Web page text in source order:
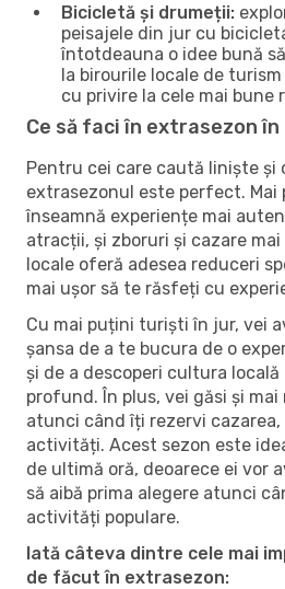
Bicicletă și drumeții:
peisajele din jur cu
întotdeauna o idee bună
la birourile locale de
cu privire la cele mai bune
Ce să faci în extrasezon în
Pentru cei care caută liniște și
extrasezonul este perfect.
înseamnă experiențe mai
atracții, și zboruri și cazare
locale oferă adesea reduceri
mai ușor să te răsfeți cu
Cu mai puțini turiști în jur, vei
șansa de a te bucura de o
și de a descoperi cultura locală
profund. În plus, vei găsi și
atunci când îți rezervi
activități. Acest sezon este
de ultimă oră, deoarece ei vor
să aibă prima alegere atunci
activități populare.
Iată câteva dintre cele mai
de făcut în extrasezon: